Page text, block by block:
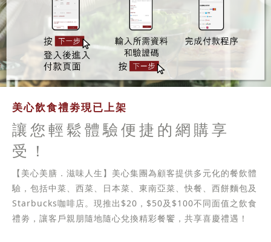
美心飲食禮劵現已上架
讓您輕鬆體驗便捷的網購享
受！
【美心美膳．滋味人生】美心集團為顧客提供多元化的餐飲體
驗，包括中菜、西菜、日本菜、東南亞菜、快餐、西餅麵包及
Starbucks咖啡店。現推出$20，$50及$100不同面值之飲食
禮劵，讓客戶親朋隨地隨心兌換精彩餐饗，共享喜慶禮遇！